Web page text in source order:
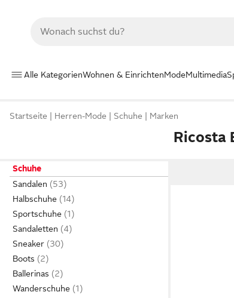
Alle KategorienWohnen & EinrichtenModeMultimedia
Startseite Herren-Mode Schuhe Marken
Ricosta
Schuhe
Sandalen
Halbschuhe
Sportschuhe
Sandaletten
Sneaker
Boots
Ballerinas
Wanderschuhe